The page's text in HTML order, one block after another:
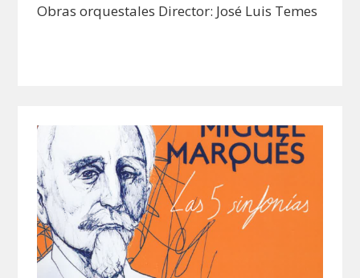
Obras orquestales Director: José Luis Temes